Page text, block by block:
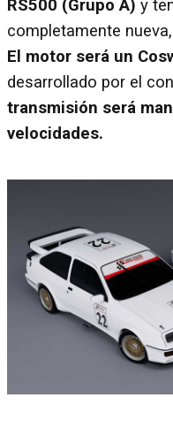
RS500 (Grupo A) y
completamente
El motor será un
desarrollado por el
transmisión será
velocidades.